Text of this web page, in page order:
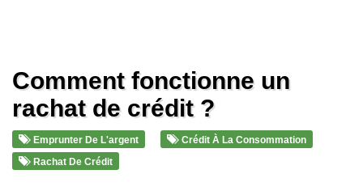
Comment fonctionne un
rachat de crédit ?
Emprunter De L'argent
Crédit À La Consommation
Rachat De Crédit